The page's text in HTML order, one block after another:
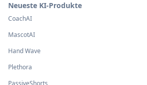
Neueste KI-Produkte
CoachAI
MascotAI
Hand Wave
Plethora